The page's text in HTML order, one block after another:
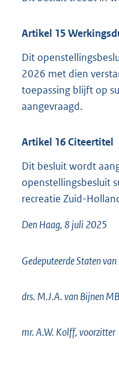
Artikel 15
Dit
2026 met dien
toepassing blijft op
aangevraagd.
Artikel 16Citeertitel
Dit besluit wordt
openstellingsbesluit
recreatie Zuid-
Den Haag, 8 juli 2025
Gedeputeerde Staten
drs. M.J.A. van Bijnen
mr. A.W. Kolff, voorzitter